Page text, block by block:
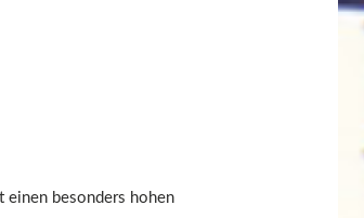
einen besonders hohen